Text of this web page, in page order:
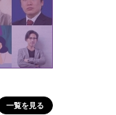
一覧を見る